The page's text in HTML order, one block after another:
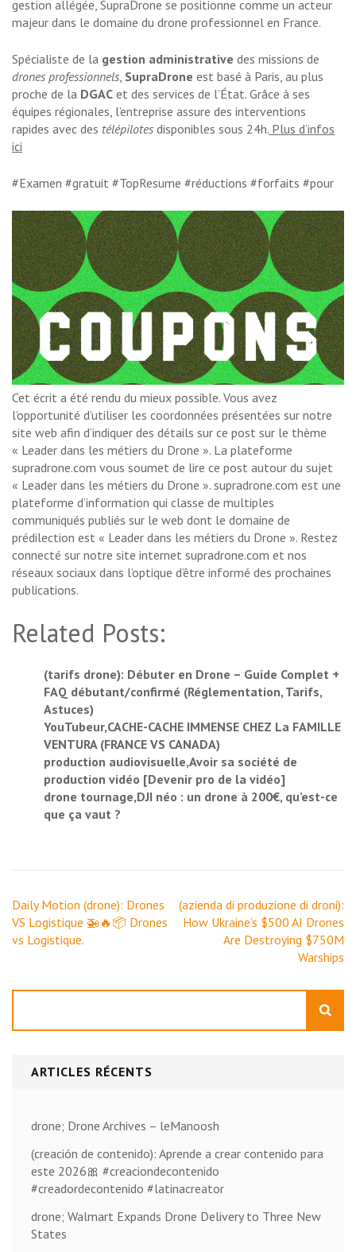
gestion allégée, SupraDrone se positionne comme un acteur
majeur dans le domaine du drone professionnel en France.
Spécialiste de la gestion administrative des missions de
drones professionnels, SupraDrone est basé à Paris, au plus
proche de la DGAC et des services de l’État. Grâce à ses
équipes régionales, l’entreprise assure des interventions
rapides avec des télépilotes disponibles sous 24h. Plus d’infos
ici
#Examen #gratuit #TopResume #réductions #forfaits #pour
Cet écrit a été rendu du mieux possible. Vous avez
l’opportunité d’utiliser les coordonnées présentées sur notre
site web afin d’indiquer des détails sur ce post sur le thème
« Leader dans les métiers du Drone ». La plateforme
supradrone.com vous soumet de lire ce post autour du sujet
« Leader dans les métiers du Drone ». supradrone.com est une
plateforme d’information qui classe de multiples
communiqués publiés sur le web dont le domaine de
prédilection est « Leader dans les métiers du Drone ». Restez
connecté sur notre site internet supradrone.com et nos
réseaux sociaux dans l’optique d’être informé des prochaines
publications.
Related Posts:
(tarifs drone): Débuter en Drone – Guide Complet +
FAQ débutant/confirmé (Réglementation, Tarifs,
Astuces)
YouTubeur,CACHE-CACHE IMMENSE CHEZ La FAMILLE
VENTURA (FRANCE VS CANADA)
production audiovisuelle,Avoir sa société de
production vidéo [Devenir pro de la vidéo]
drone tournage,DJI néo : un drone à 200€, qu’est-ce
que ça vaut ?
Navigation
de
l’article
Daily Motion (drone): Drones
VS Logistique 🚁🔥📦 Drones
vs Logistique.
(azienda di produzione di droni):
How Ukraine’s $500 AI Drones
Are Destroying $750M
Warships
ARTICLES RÉCENTS
drone; Drone Archives – leManoosh
(creación de contenido): Aprende a crear contenido para
este 2026🎀 #creaciondecontenido
#creadordecontenido #latinacreator
drone; Walmart Expands Drone Delivery to Three New
States